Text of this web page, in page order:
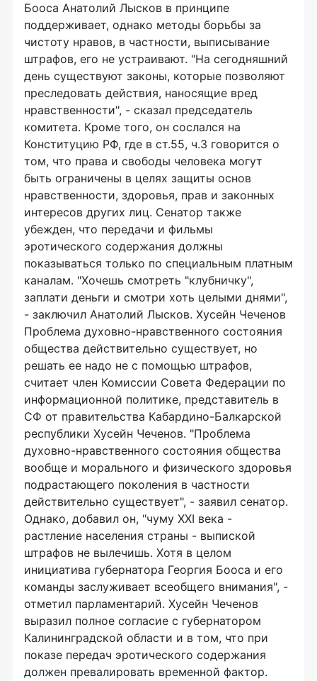
Бооса Анатолий Лысков в принципе
поддерживает, однако методы борьбы за
чистоту нравов, в частности, выписывание
штрафов, его не устраивают. "На сегодняшний
день существуют законы, которые позволяют
преследовать действия, наносящие вред
нравственности", - сказал председатель
комитета. Кроме того, он сослался на
Конституцию РФ, где в ст.55, ч.3 говорится о
том, что права и свободы человека могут
быть ограничены в целях защиты основ
нравственности, здоровья, прав и законных
интересов других лиц. Сенатор также
убежден, что передачи и фильмы
эротического содержания должны
показываться только по специальным платным
каналам. "Хочешь смотреть "клубничку",
заплати деньги и смотри хоть целыми днями",
- заключил Анатолий Лысков. Хусейн Чеченов
Проблема духовно-нравственного состояния
общества действительно существует, но
решать ее надо не с помощью штрафов,
считает член Комиссии Совета Федерации по
информационной политике, представитель в
СФ от правительства Кабардино-Балкарской
республики Хусейн Чеченов. "Проблема
духовно-нравственного состояния общества
вообще и морального и физического здоровья
подрастающего поколения в частности
действительно существует", - заявил сенатор.
Однако, добавил он, "чуму XXI века -
растление населения страны - выпиской
штрафов не вылечишь. Хотя в целом
инициатива губернатора Георгия Бооса и его
команды заслуживает всеобщего внимания", -
отметил парламентарий. Хусейн Чеченов
выразил полное согласие с губернатором
Калининградской области и в том, что при
показе передач эротического содержания
должен превалировать временной фактор.